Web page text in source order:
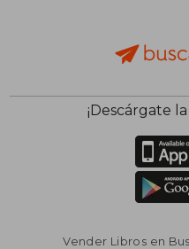
¡Descárgate
Vender Libros en